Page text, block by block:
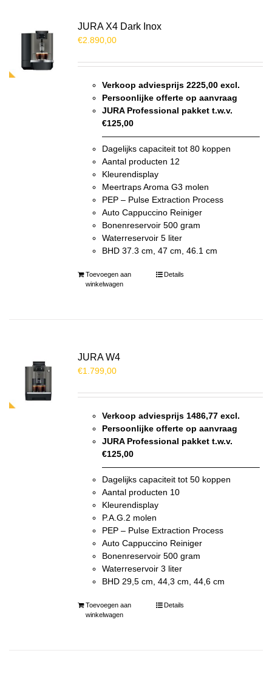
JURA X4 Dark Inox
€2.890,00
Verkoop adviesprijs 2225,00 excl.
Persoonlijke offerte op aanvraag
JURA Professional pakket t.w.v.
€125,00
——————————————————–
Dagelijks capaciteit tot 80 koppen
Aantal producten 12
Kleurendisplay
Meertraps Aroma G3 molen
PEP – Pulse Extraction Process
Auto Cappuccino Reiniger
Bonenreservoir 500 gram
Waterreservoir 5 liter
BHD 37.3 cm, 47 cm, 46.1 cm
Toevoegen aan
winkelwagen
Details
JURA W4
€1.799,00
Verkoop adviesprijs 1486,77 excl.
Persoonlijke offerte op aanvraag
JURA Professional pakket t.w.v.
€125,00
——————————————————–
Dagelijks capaciteit tot 50 koppen
Aantal producten 10
Kleurendisplay
P.A.G.2 molen
PEP – Pulse Extraction Process
Auto Cappuccino Reiniger
Bonenreservoir 500 gram
Waterreservoir 3 liter
BHD 29,5 cm, 44,3 cm, 44,6 cm
Toevoegen aan
winkelwagen
Details